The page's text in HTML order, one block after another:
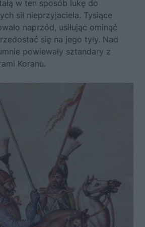
w ten sposób lukę do
sił nieprzyjaciela. Tysiące
naprzód, usiłując ominąć
się na jego tyły. Nad
powiewały sztandary z
Koranu.